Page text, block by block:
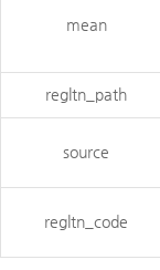
mean
regltn_path
source
regltn_code